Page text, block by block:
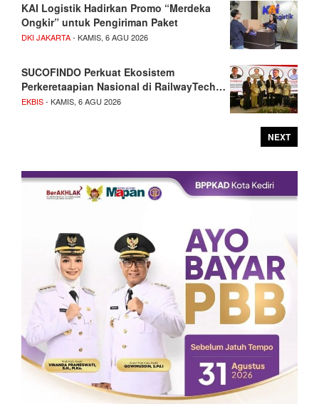
KAI Logistik Hadirkan Promo “Merdeka
Ongkir” untuk Pengiriman Paket
DKI JAKARTA- KAMIS, 6 AGU 2026
SUCOFINDO Perkuat Ekosistem
Perkeretaapian Nasional di RailwayTech…
EKBIS- KAMIS, 6 AGU 2026
NEXT